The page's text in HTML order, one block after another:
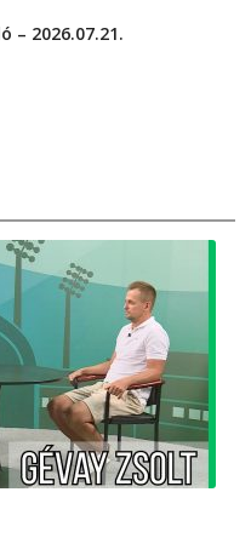
– 2026.07.21.